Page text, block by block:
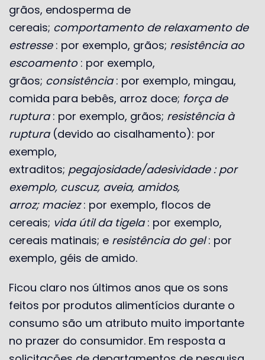
grãos, endosperma de
cereais; comportamento de relaxamento de
estresse: por exemplo, grãos; resistência ao
escoamento: por exemplo,
grãos; consistência: por exemplo, mingau,
comida para bebês, arroz doce; força de
ruptura: por exemplo, grãos; resistência à
ruptura(devido ao cisalhamento): por
exemplo,
extraditos; pegajosidade/adesividade : por
exemplo, cuscuz, aveia, amidos,
arroz; maciez: por exemplo, flocos de
cereais; vida útil da tigela: por exemplo,
cereais matinais; e resistência do gel: por
exemplo, géis de amido.
Ficou claro nos últimos anos que os sons
feitos por produtos alimentícios durante o
consumo são um atributo muito importante
no prazer do consumidor. Em resposta a